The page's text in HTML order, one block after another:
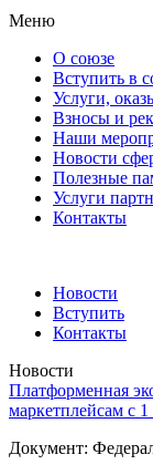
Меню
О союзе
Вступить в
Услуги,
Взносы и
Наши
Новости
Полезные
Услуги
Контакты
Новости
Вступить
Контакты
Новости
Платформенная
маркетплейсам с 1
Документ: